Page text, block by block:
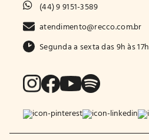
(44) 9 9151-3589
atendimento@recco.com.br
Segunda a sexta das 9h às 17h